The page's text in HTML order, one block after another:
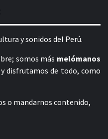
y sonidos del Perú.
somos más melómanos
disfrutamos de todo, como
o mandarnos contenido,